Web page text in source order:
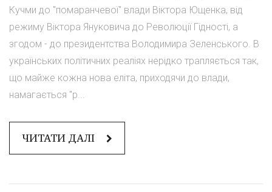
Кучми до "помаранчевої" влади Віктора Ющенка, від
режиму Віктора Януковича до Революції Гідності, а
згодом - до президентства Володимира Зеленського. В
українських політичних реаліях нерідко трапляється так,
що майже кожна нова еліта, приходячи до влади,
намагається "р...
ЧИТАТИ ДАЛІ